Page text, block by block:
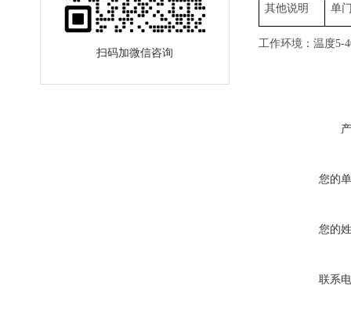
扫码加微信咨询
其他说明 单
工作环境：温度5-
您的
您的
联系